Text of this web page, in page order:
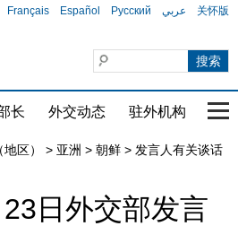
Français Español Русский عربي 关怀版
长 外交动态 驻外机构 国
区） > 亚洲 > 朝鲜 > 发言人有关谈话
日外交部发言